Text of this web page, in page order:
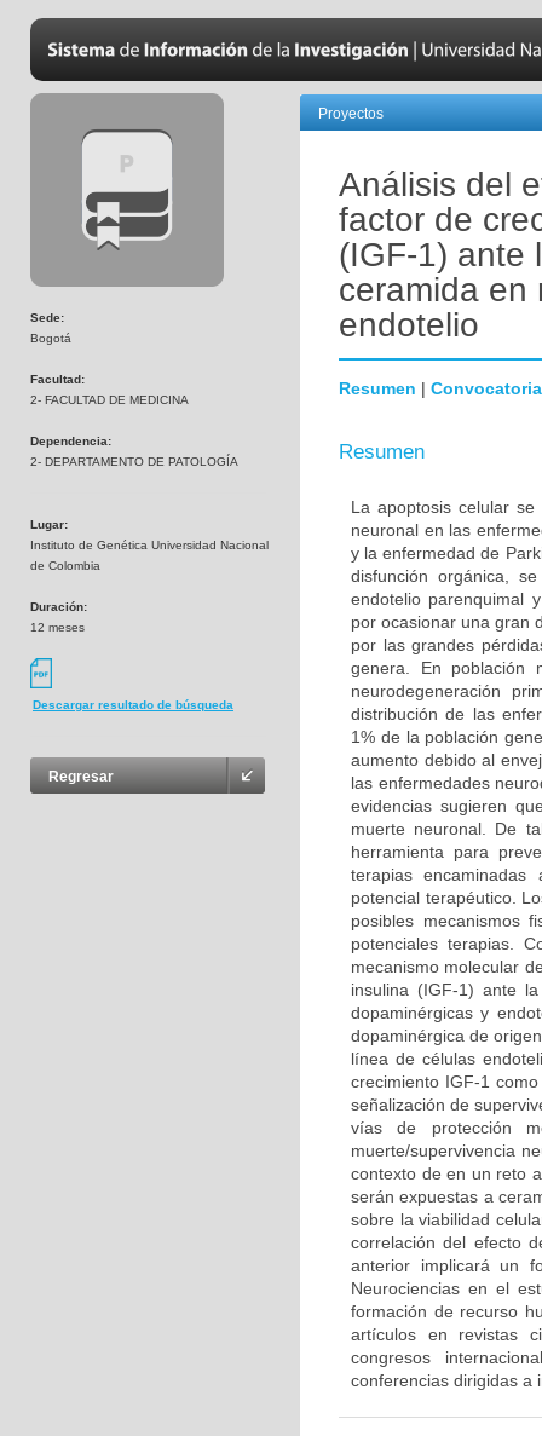
Sede:
Bogotá
Facultad:
2- FACULTAD DE MEDICINA
Dependencia:
2- DEPARTAMENTO DE PATOLOGÍA
Lugar:
Instituto de Genética Universidad Nacional
de Colombia
Duración:
12 meses
Descargar resultado de búsqueda
Regresar
Proyectos
Análisis del
factor de
(IGF-1) ante
ceramida en
endotelio
Resumen | Convocatoria
Resumen
La apoptosis celular
neuronal en las
y la enfermedad de
disfunción orgánica,
endotelio parenquimal
por ocasionar una gran
por las grandes
genera. En población
neurodegeneración
distribución de las
1% de la población
aumento debido al
las enfermedades
evidencias sugieren
muerte neuronal. De
herramienta para
terapias
potencial terapéutico.
posibles mecanismos
potenciales terapias.
mecanismo molecular
insulina (IGF-1) ante
dopaminérgicas y
dopaminérgica de
línea de células
crecimiento IGF-1
señalización de
vías de protección
muerte/supervivencia
contexto de en un reto
serán expuestas a
sobre la viabilidad
correlación del efecto
anterior implicará un
Neurociencias en el
formación de recurso
artículos en revistas
congresos
conferencias dirigidas a